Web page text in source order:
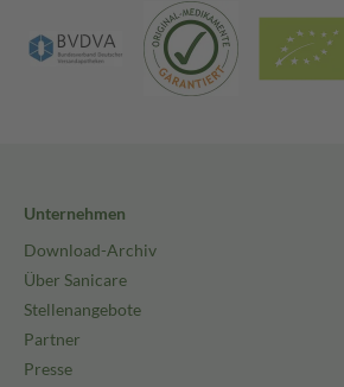
Unternehmen
Download-Archiv
Über Sanicare
Stellenangebote
Partner
Presse